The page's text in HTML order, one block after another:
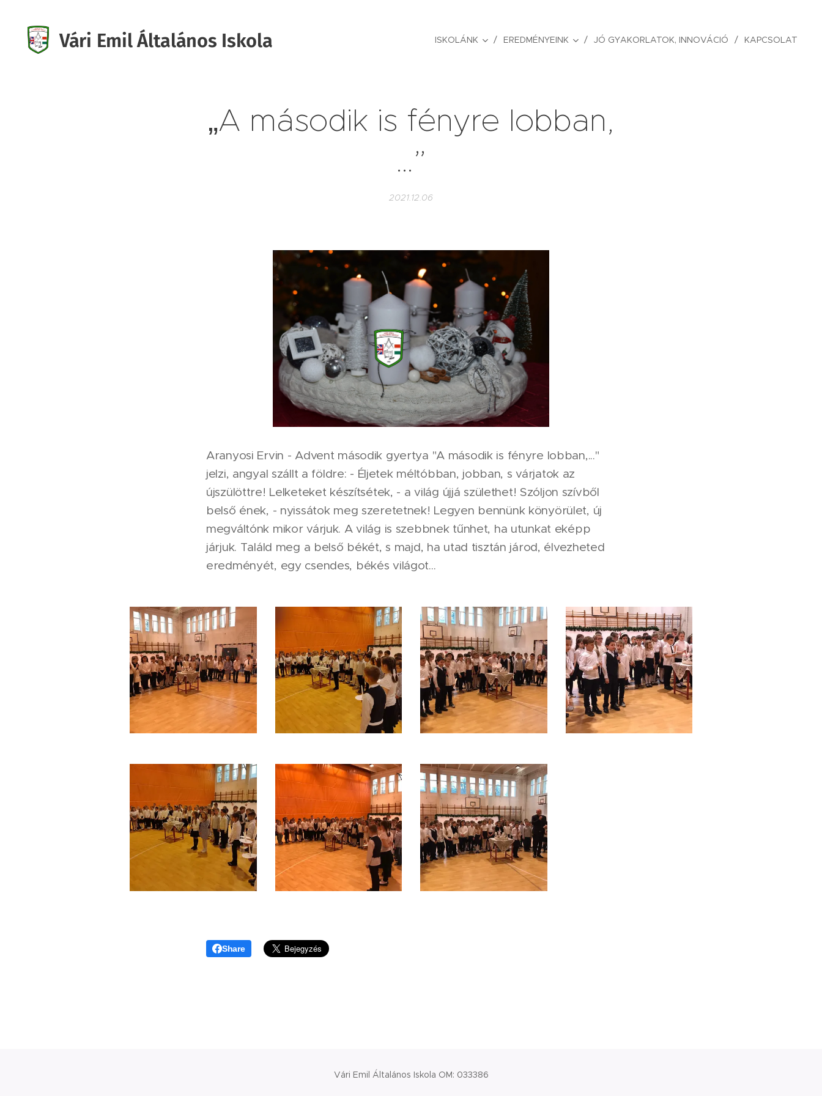
Vári Emil Általános Iskola
ISKOLÁNK EREDMÉNYEINK JÓ GYAKORLATOK, INNOVÁCIÓ KAPCSOLAT
„A második is fényre lobban,
…”
2021.12.06
Aranyosi Ervin - Advent második gyertya "A második is fényre lobban,..."
jelzi, angyal szállt a földre: - Éljetek méltóbban, jobban, s várjatok az
újszülöttre! Lelketeket készítsétek, - a világ újjá születhet! Szóljon szívből
belső ének, - nyissátok meg szeretetnek! Legyen bennünk könyörület, új
megváltónk mikor várjuk. A világ is szebbnek tűnhet, ha utunkat eképp
járjuk. Találd meg a belső békét, s majd, ha utad tisztán járod, élvezheted
eredményét, egy csendes, békés világot...
Share
Vári Emil Általános Iskola OM: 033386